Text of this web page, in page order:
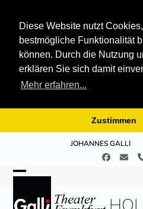
Diese Website nutzt
bestmögliche Funktionalität
können. Durch die Nutzung
erklären Sie sich damit
Mehr erfahren...
Zustimmen
JOHANNES GALLI
Facebook
E-
mobile
mobile